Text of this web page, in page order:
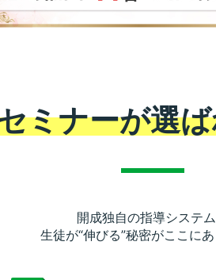
ミナーが選
開成独自の指導システム
生徒が“伸びる”秘密がここにあ